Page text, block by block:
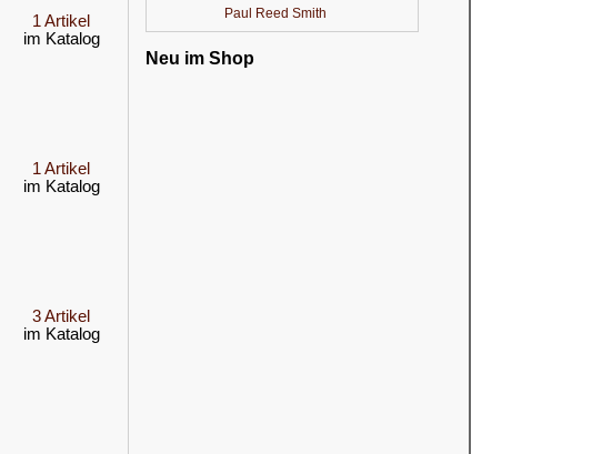
1 Artikel
im Katalog
1 Artikel
im Katalog
3 Artikel
im Katalog
Paul Reed Smith
Neu im Shop